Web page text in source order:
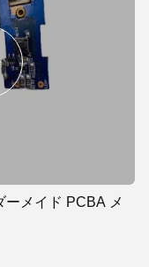
ーメイド PCBA メ